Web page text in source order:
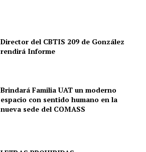
Director del CBTIS 209 de González
rendirá Informe
Brindará Familia UAT un moderno
espacio con sentido humano en la
nueva sede del COMASS